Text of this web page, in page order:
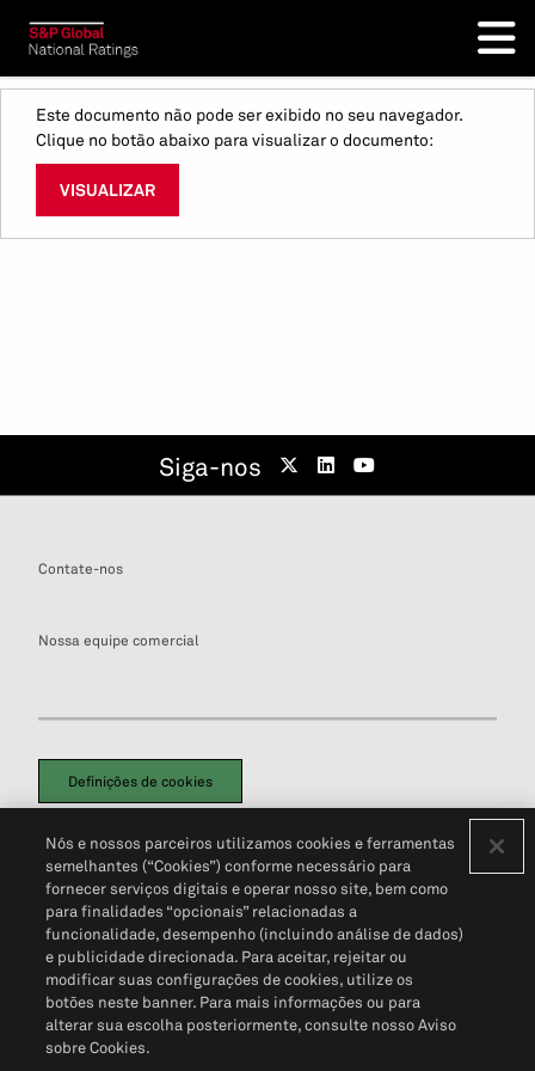
Este documento não pode ser exibido no seu navegador.
Clique no botão abaixo para visualizar o documento:
VISUALIZAR
Siga-nos
Contate-nos
Nossa equipe comercial
Definições de cookies
Política de PrivacidadePortal de privacidade do cliente (em inglês)
Não Venda Minhas Informações Pessoais© 2026 S&P Global
Nós e nossos parceiros utilizamos cookies e ferramentas
semelhantes (“Cookies”) conforme necessário para
fornecer serviços digitais e operar nosso site, bem como
para finalidades “opcionais” relacionadas a
funcionalidade, desempenho (incluindo análise de dados)
e publicidade direcionada. Para aceitar, rejeitar ou
modificar suas configurações de cookies, utilize os
botões neste banner. Para mais informações ou para
alterar sua escolha posteriormente, consulte nosso Aviso
sobre Cookies.